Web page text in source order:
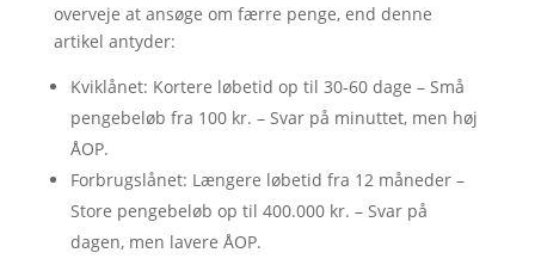
overveje at ansøge om færre penge, end denne
artikel antyder:
Kviklånet: Kortere løbetid op til 30-60 dage – Små
pengebeløb fra 100 kr. – Svar på minuttet, men høj
ÅOP.
Forbrugslånet: Længere løbetid fra 12 måneder –
Store pengebeløb op til 400.000 kr. – Svar på
dagen, men lavere ÅOP.